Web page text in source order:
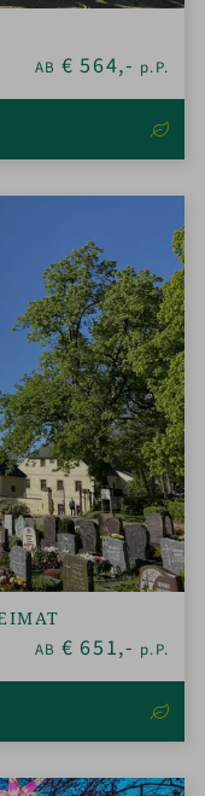
AB € 564,- p.P.
AB € 651,- p.P.